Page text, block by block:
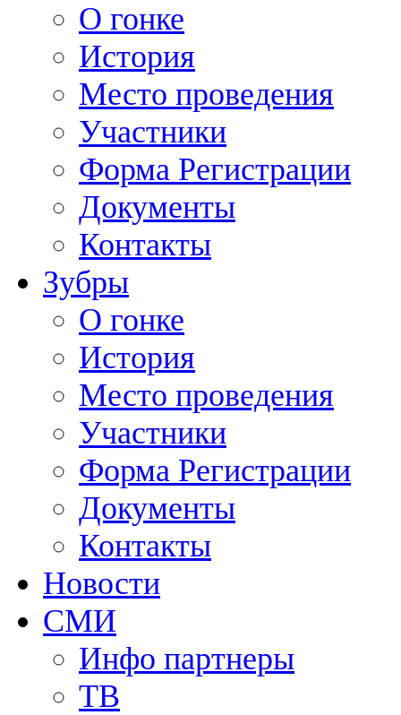
О гонке
История
Место проведения
Участники
Форма Регистрации
Документы
Контакты
Зубры
О гонке
История
Место проведения
Участники
Форма Регистрации
Документы
Контакты
Новости
СМИ
Инфо партнеры
ТВ